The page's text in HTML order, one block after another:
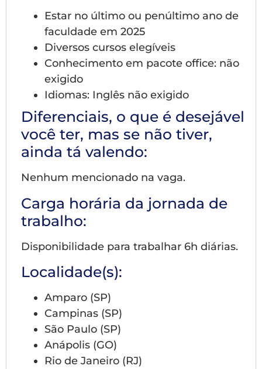
Estar no último ou penúltimo ano de
faculdade em 2025
Diversos cursos elegíveis
Conhecimento em pacote office: não
exigido
Idiomas: Inglês não exigido
Diferenciais, o que é desejável
você ter, mas se não tiver,
ainda tá valendo:
Nenhum mencionado na vaga.
Carga horária da jornada de
trabalho:
Disponibilidade para trabalhar 6h diárias.
Localidade(s):
Amparo (SP)
Campinas (SP)
São Paulo (SP)
Anápolis (GO)
Rio de Janeiro (RJ)